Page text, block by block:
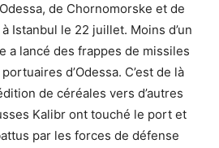
de Chornomorske et de
Istanbul le 22 juillet. Moins d’un
a lancé des frappes de missiles
d’Odessa. C’est de là
de céréales vers d’autres
Kalibr ont touché le port et
par les forces de défense